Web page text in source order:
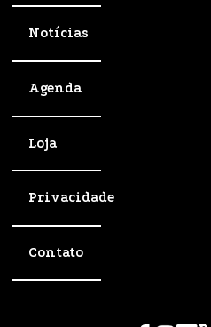
Notícias
Agenda
Loja
Privacidade
Contato